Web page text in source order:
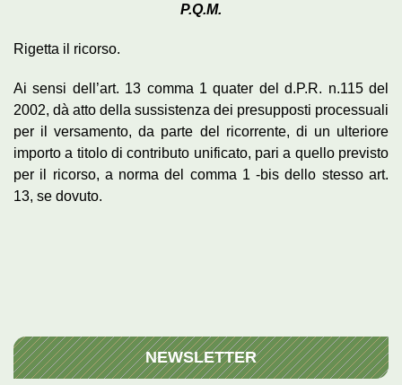
P.Q.M.
Rigetta il ricorso.
Ai sensi dell’art. 13 comma 1 quater del d.P.R. n.115 del
2002, dà atto della sussistenza dei presupposti processuali
per il versamento, da parte del ricorrente, di un ulteriore
importo a titolo di contributo unificato, pari a quello previsto
per il ricorso, a norma del comma 1 -bis dello stesso art.
13, se dovuto.
NEWSLETTER